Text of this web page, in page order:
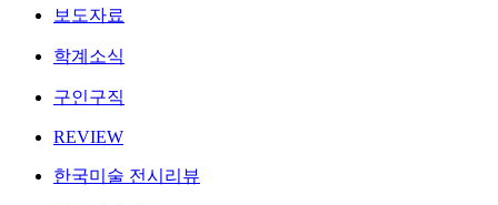
보도자료
학계소식
구인구직
REVIEW
한국미술 전시리뷰